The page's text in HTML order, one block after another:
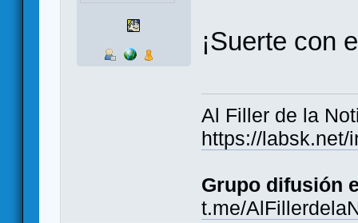
¡Suerte con
Al Filler de la
https://labsk.net/
Grupo difusión
t.me/